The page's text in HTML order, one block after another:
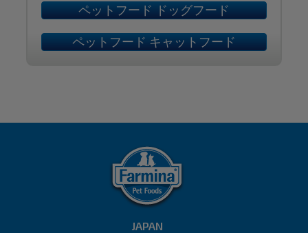
ペットフード ドッグフード
ペットフード キャットフード
JAPAN